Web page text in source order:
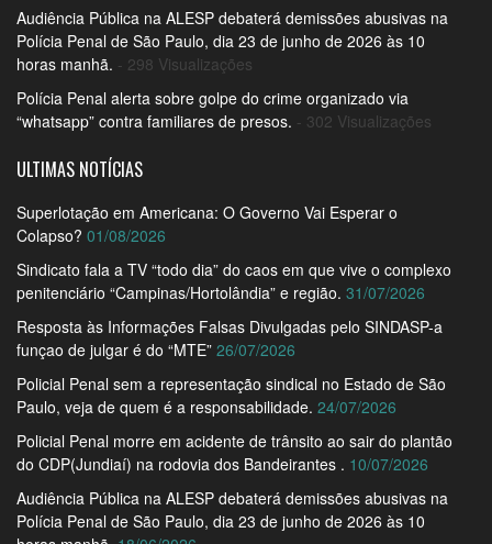
Audiência Pública na ALESP debaterá demissões abusivas na
Polícia Penal de São Paulo, dia 23 de junho de 2026 às 10
horas manhã. - 298 Visualizações
Polícia Penal alerta sobre golpe do crime organizado via
“whatsapp” contra familiares de presos. - 302 Visualizações
ULTIMAS NOTÍCIAS
Superlotação em Americana: O Governo Vai Esperar o
Colapso? 01/08/2026
Sindicato fala a TV “todo dia” do caos em que vive o complexo
penitenciário “Campinas/Hortolândia” e região. 31/07/2026
Resposta às Informações Falsas Divulgadas pelo SINDASP-a
funçao de julgar é do “MTE” 26/07/2026
Policial Penal sem a representação sindical no Estado de São
Paulo, veja de quem é a responsabilidade. 24/07/2026
Policial Penal morre em acidente de trânsito ao sair do plantão
do CDP(Jundiaí) na rodovia dos Bandeirantes . 10/07/2026
Audiência Pública na ALESP debaterá demissões abusivas na
Polícia Penal de São Paulo, dia 23 de junho de 2026 às 10